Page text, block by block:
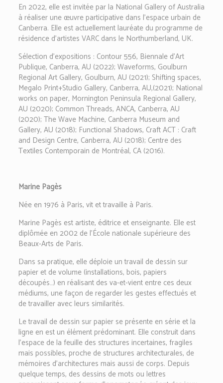
En 2022, elle est invitée par la National Gallery of Australia
à réaliser une œuvre participative dans l’espace urbain de
Canberra. Elle est actuellement lauréate du programme de
résidence d’artistes VARC dans le Northumberland, UK.
Sélection d’expositions : Contour 556, Biennale d’Art
Publique, Canberra, AU (2022); Waveforms, Goulburn
Regional Art Gallery, Goulburn, AU (2021); Shifting spaces,
Megalo Print+Studio Gallery, Canberra, AU,(2021); National
works on paper, Mornington Peninsula Regional Gallery,
AU (2020); Common Threads, ANCA, Canberra, AU
(2020); The Wave Machine, Canberra Museum and
Gallery, AU (2018); Functional Shadows, Craft ACT : Craft
and Design Centre, Canberra, AU (2018); Centre des
Textiles Contemporain de Montréal, CA (2016).
Marine Pagès
Née en 1976 à Paris, vit et travaille à Paris.
Marine Pagès est artiste, éditrice et enseignante. Elle est
diplômée en 2002 de l’École nationale supérieure des
Beaux-Arts de Paris.
Dans sa pratique, elle déploie un travail de dessin sur
papier et de volume (installations, bois, papiers
découpés…) en réalisant des va-et-vient entre ces deux
médiums, une façon de regarder les gestes effectués et
de travailler avec leurs similarités.
Le travail de dessin sur papier se présente en série et la
ligne en est un élément prédominant. Elle construit dans
l’espace de la feuille des structures incertaines, fragiles
mais possibles, proche de structures architecturales, de
mémoires d’architectures mais aussi de corps. Depuis
quelque temps, des dessins de mots ou lettres